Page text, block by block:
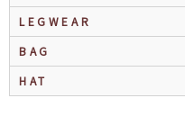
LEGWEAR
BAG
HAT